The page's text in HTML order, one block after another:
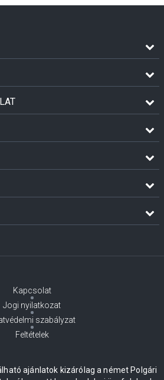
Kapcsolat
Jogi nyilatkozat
szabályzat
Feltételek
ajánlatok kizárólag a német Polgári